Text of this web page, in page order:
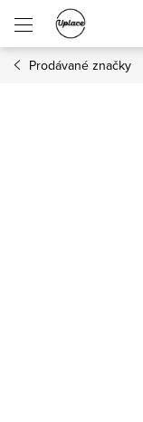
Přejít na obsah
Prodávané značky